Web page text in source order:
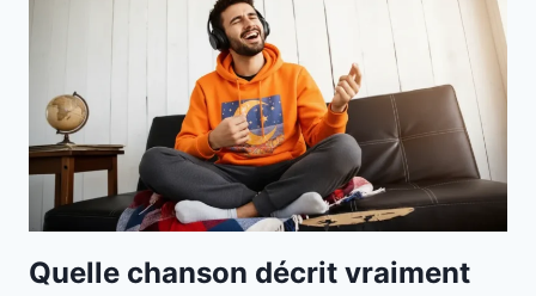
Quelle chanson décrit vraiment